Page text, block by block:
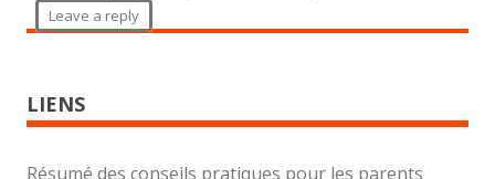
Leave a reply
LIENS
Résumé des conseils pratiques pour les parents